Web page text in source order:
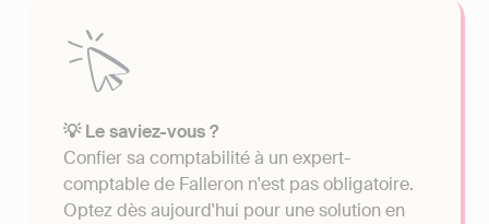
💡 Le saviez-vous ?
Confier sa comptabilité à un expert-
comptable de Falleron n'est pas obligatoire.
Optez dès aujourd'hui pour une solution en